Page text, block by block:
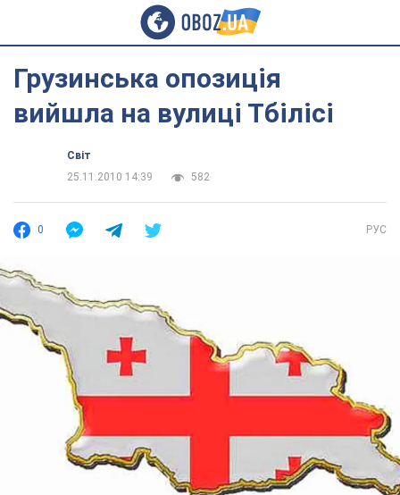
Грузинська опозиція
вийшла на вулиці Тбілісі
Світ
25.11.2010 14:39
582
0 РУС